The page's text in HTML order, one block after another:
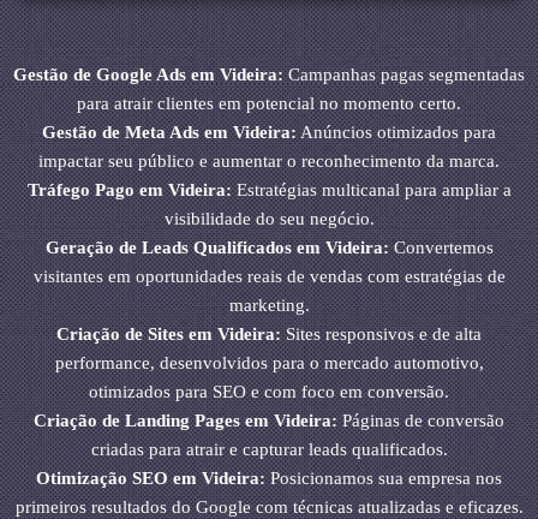
Gestão de Google Ads em Videira:Campanhas pagas segmentadas
para atrair clientes em potencial no momento certo.
Gestão de Meta Ads em Videira:Anúncios otimizados para
impactar seu público e aumentar o reconhecimento da marca.
Tráfego Pago em Videira:Estratégias multicanal para ampliar a
visibilidade do seu negócio.
Geração de Leads Qualificados em Videira:Convertemos
visitantes em oportunidades reais de vendas com estratégias de
marketing.
Criação de Sites em Videira:Sites responsivos e de alta
performance, desenvolvidos para o mercado automotivo,
otimizados para SEO e com foco em conversão.
Criação de Landing Pages em Videira:Páginas de conversão
criadas para atrair e capturar leads qualificados.
Otimização SEO em Videira:Posicionamos sua empresa nos
primeiros resultados do Google com técnicas atualizadas e eficazes.